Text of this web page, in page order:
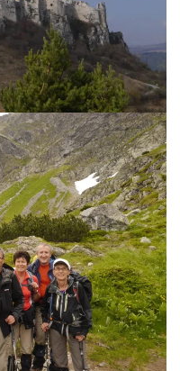
Tatras